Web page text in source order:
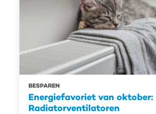
BESPAREN
Energiefavoriet van oktober:
Radiatorventilatoren